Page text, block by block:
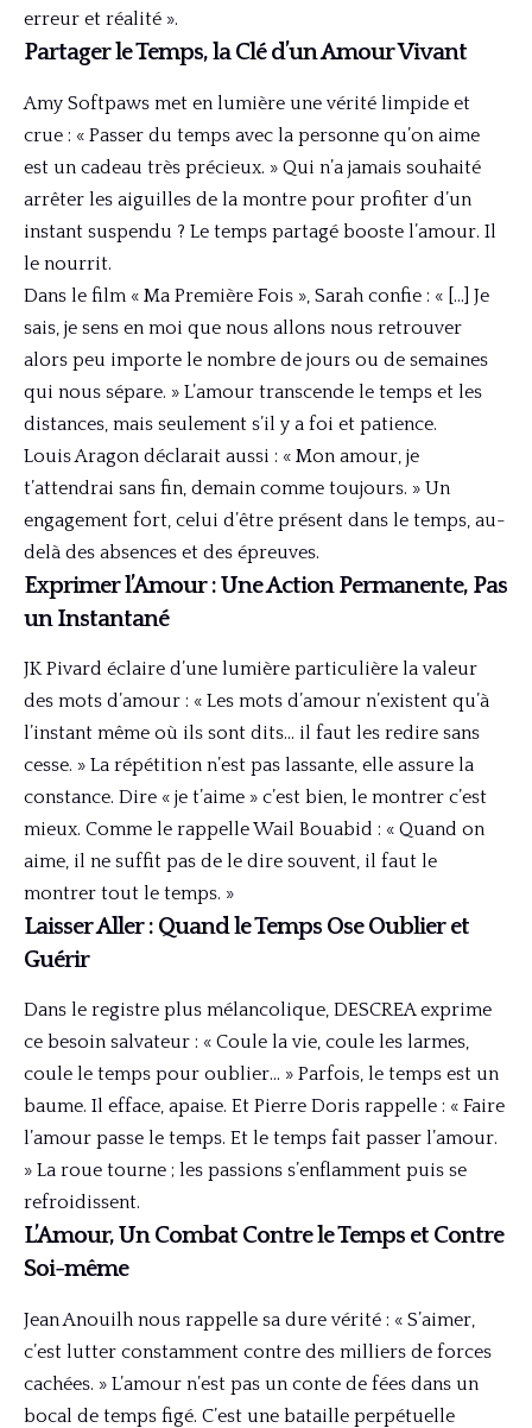
erreur et réalité ».
Partager le Temps, la Clé d’un Amour Vivant
Amy Softpaws met en lumière une vérité limpide et
crue : « Passer du temps avec la personne qu’on aime
est un cadeau très précieux. » Qui n’a jamais souhaité
arrêter les aiguilles de la montre pour profiter d’un
instant suspendu ? Le temps partagé booste l’amour. Il
le nourrit.
Dans le film « Ma Première Fois », Sarah confie : « […] Je
sais, je sens en moi que nous allons nous retrouver
alors peu importe le nombre de jours ou de semaines
qui nous sépare. » L’amour transcende le temps et les
distances, mais seulement s’il y a foi et patience.
Louis Aragon déclarait aussi : « Mon amour, je
t’attendrai sans fin, demain comme toujours. » Un
engagement fort, celui d’être présent dans le temps, au-
delà des absences et des épreuves.
Exprimer l’Amour : Une Action Permanente, Pas
un Instantané
JK Pivard éclaire d’une lumière particulière la valeur
des mots d’amour : « Les mots d’amour n’existent qu’à
l’instant même où ils sont dits… il faut les redire sans
cesse. » La répétition n’est pas lassante, elle assure la
constance. Dire « je t’aime » c’est bien, le montrer c’est
mieux. Comme le rappelle Wail Bouabid : « Quand on
aime, il ne suffit pas de le dire souvent, il faut le
montrer tout le temps. »
Laisser Aller : Quand le Temps Ose Oublier et
Guérir
Dans le registre plus mélancolique, DESCREA exprime
ce besoin salvateur : « Coule la vie, coule les larmes,
coule le temps pour oublier… » Parfois, le temps est un
baume. Il efface, apaise. Et Pierre Doris rappelle : « Faire
l’amour passe le temps. Et le temps fait passer l’amour.
» La roue tourne ; les passions s’enflamment puis se
refroidissent.
L’Amour, Un Combat Contre le Temps et Contre
Soi-même
Jean Anouilh nous rappelle sa dure vérité : « S’aimer,
c’est lutter constamment contre des milliers de forces
cachées. » L’amour n’est pas un conte de fées dans un
bocal de temps figé. C’est une bataille perpétuelle